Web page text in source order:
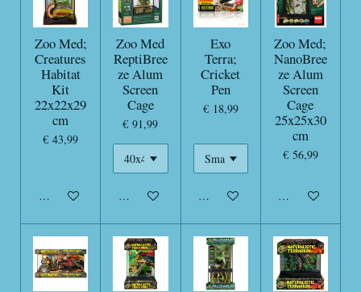
Zoo Med;
Creatures
Habitat
Kit
22x22x29
cm
€ 43,99
In winkelwagen
Zoo Med
ReptiBree
ze Alum
Screen
Cage
€ 91,99
In winkelwagen
Exo
Terra;
Cricket
Pen
€ 18,99
In winkelwagen
Zoo Med;
NanoBree
ze Alum
Screen
Cage
25x25x30
cm
€ 56,99
In winkelwagen